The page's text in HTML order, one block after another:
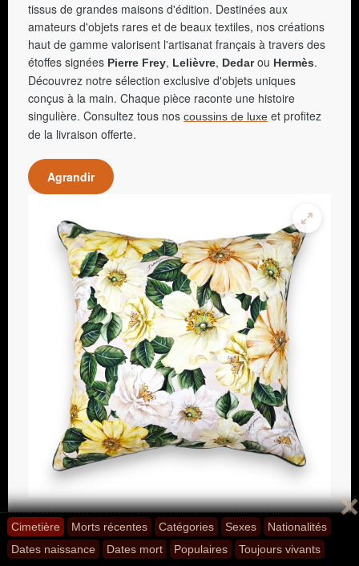
Cimetière Morts récentes Catégories Sexes
Nationalités
Dates naissance
Dates mort Populaires Toujours vivants
tissus de grandes maisons d'édition. Destinées aux
amateurs d'objets rares et de beaux textiles, nos créations
haut de gamme valorisent l'artisanat français à travers des
étoffes signées Pierre Frey, Lelièvre, Dedarou Hermès.
Découvrez notre sélection exclusive d'objets uniques
conçus à la main. Chaque pièce raconte une histoire
singulière. Consultez tous nos coussins de luxe et profitez
de la livraison offerte.
Agrandir
Partagez cette page avec vos amis ! ;-)